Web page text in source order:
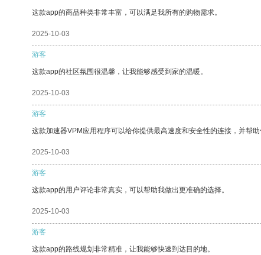
这款app的商品种类非常丰富，可以满足我所有的购物需求。
2025-10-03
游客
这款app的社区氛围很温馨，让我能够感受到家的温暖。
2025-10-03
游客
这款加速器VPM应用程序可以给你提供最高速度和安全性的连接，并帮助
2025-10-03
游客
这款app的用户评论非常真实，可以帮助我做出更准确的选择。
2025-10-03
游客
这款app的路线规划非常精准，让我能够快速到达目的地。